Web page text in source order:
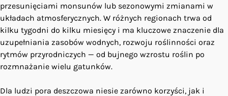
przesunięciami monsunów lub sezonowymi zmianami w
układach atmosferycznych. W różnych regionach trwa od
kilku tygodni do kilku miesięcy i ma kluczowe znaczenie dla
uzupełniania zasobów wodnych, rozwoju roślinności oraz
rytmów przyrodniczych — od bujnego wzrostu roślin po
rozmnażanie wielu gatunków.
Dla ludzi pora deszczowa niesie zarówno korzyści, jak i